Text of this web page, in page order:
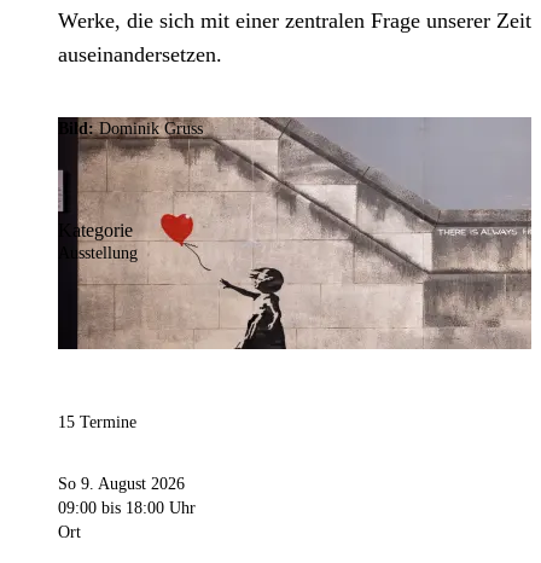
Werke, die sich mit einer zentralen Frage unserer Zeit
auseinandersetzen.
Bild:Dominik Gruss
Kategorie
Ausstellung
15 Termine
So 9. August 2026
09:00 bis 18:00 Uhr
Ort